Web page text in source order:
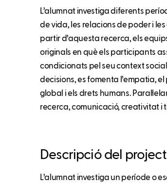
L’alumnat investiga diferents
de vida, les relacions de poder i
partir d’aquesta recerca, els
originals en què els participants
condicionats pel seu context
decisions, es fomenta l’empatia,
global i els drets humans.
recerca, comunicació, creativitat i
Descripció del
L’alumnat investiga un període o